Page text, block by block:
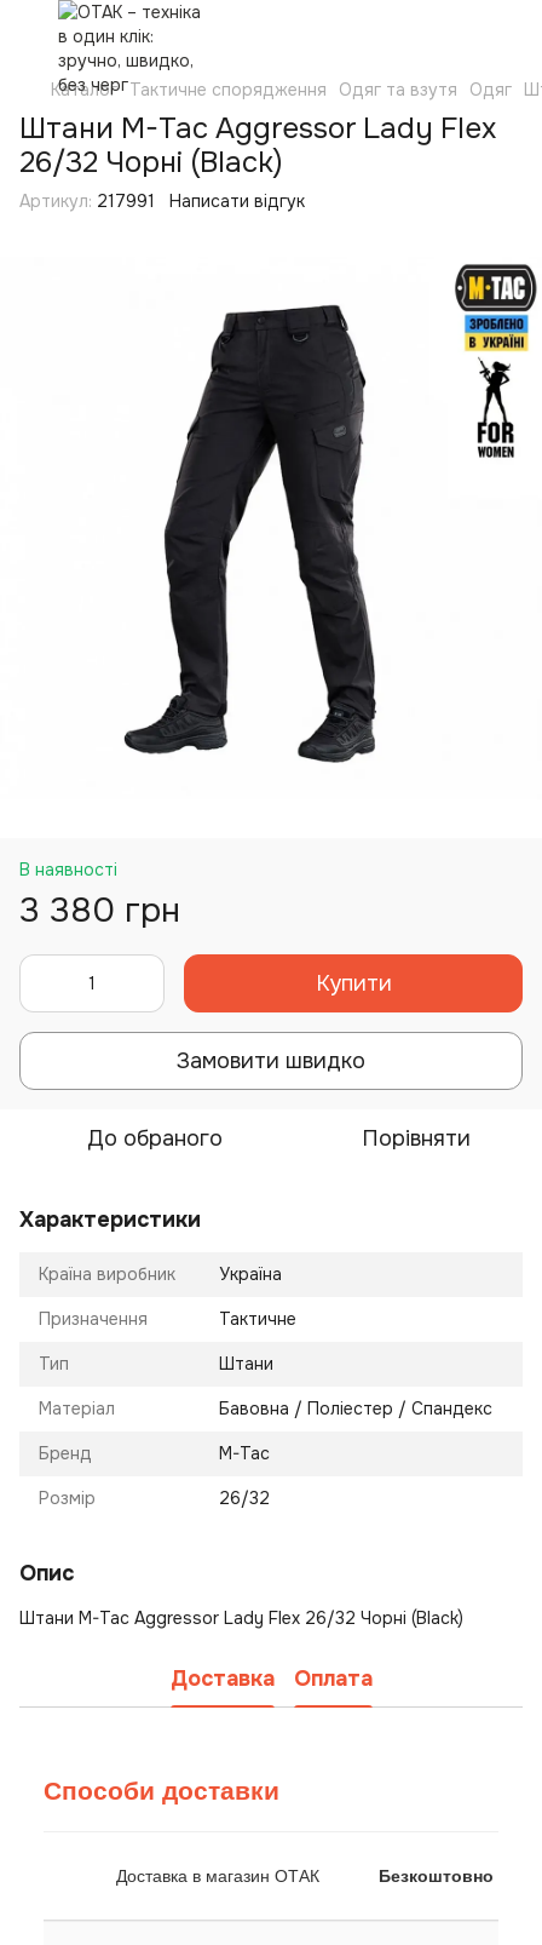
Каталог Тактичне спорядження Одяг та взутя Одяг
Штани M-Tac Aggressor Lady Flex
26/32 Чорні (Black)
Артикул: 217991 Написати відгук
В наявності
3 380 грн
Купити
Замовити швидко
До обраного Порівняти
Характеристики
Країна виробник Україна
Призначення Тактичне
Тип Штани
Матеріал Бавовна / Поліестер / Спандекс
Бренд M-Tac
Розмір 26/32
Опис
Штани M-Tac Aggressor Lady Flex 26/32 Чорні (Black)
Доставка Оплата
Способи доставки
Доставка в магазин ОТАК Безкоштовно